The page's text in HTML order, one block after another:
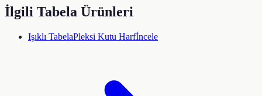
İlgili Tabela Ürünleri
Işıklı TabelaPleksi Kutu Harfİncele